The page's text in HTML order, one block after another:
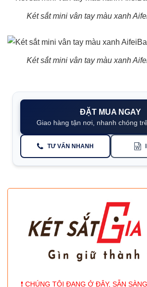
Két sắt mini vân tay màu xanh
Két sắt mini vân tay màu xanh
ĐẶT MUA NGAY
Giao hàng tận nơi, nhanh chóng
TƯ VẤN NHANH
❗️ CHÚNG TÔI ĐANG Ở ĐÂY, SẴN